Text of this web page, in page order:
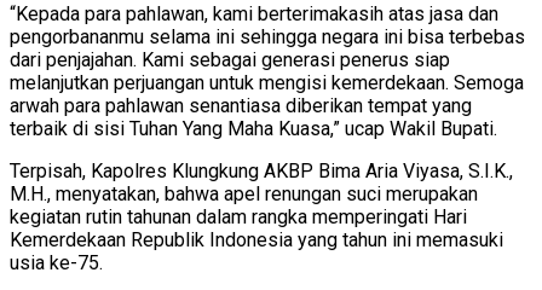
“Kepada para pahlawan, kami berterimakasih atas jasa dan
pengorbananmu selama ini sehingga negara ini bisa terbebas
dari penjajahan. Kami sebagai generasi penerus siap
melanjutkan perjuangan untuk mengisi kemerdekaan. Semoga
arwah para pahlawan senantiasa diberikan tempat yang
terbaik di sisi Tuhan Yang Maha Kuasa,” ucap Wakil Bupati.
Terpisah, Kapolres Klungkung AKBP Bima Aria Viyasa, S.I.K.,
M.H., menyatakan, bahwa apel renungan suci merupakan
kegiatan rutin tahunan dalam rangka memperingati Hari
Kemerdekaan Republik Indonesia yang tahun ini memasuki
usia ke-75.